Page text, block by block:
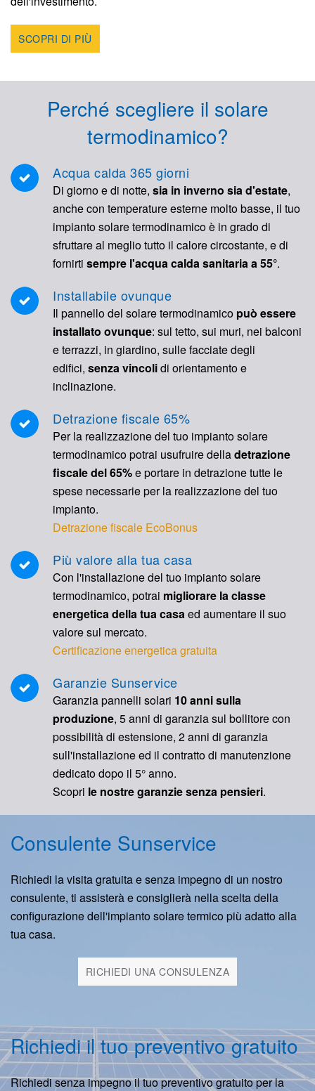
SCOPRI DI PIÙ
Perché scegliere il solare
termodinamico?
Acqua calda 365 giorni
Di giorno e di notte, sia in inverno sia d'estate,
anche con temperature esterne molto basse, il tuo
impianto solare termodinamico è in grado di
sfruttare al meglio tutto il calore circostante, e di
fornirti sempre l'acqua calda sanitaria a 55°.
Installabile ovunque
Il pannello del solare termodinamico può essere
installato ovunque: sul tetto, sui muri, nei balconi
e terrazzi, in giardino, sulle facciate degli
edifici, senza vincolidi orientamento e
inclinazione.
Detrazione fiscale 65%
Per la realizzazione del tuo impianto solare
termodinamico potrai usufruire delladetrazione
fiscale del 65%e portare in detrazione tutte le
spese necessarie per la realizzazione del tuo
impianto.
Detrazione fiscale EcoBonus
Più valore alla tua casa
Con l'installazione del tuo impianto solare
termodinamico, potrai migliorare la classe
energetica della tua casaed aumentare il suo
valore sul mercato.
Certificazione energetica gratuita
Garanzie Sunservice
Garanzia pannelli solari 10 anni sulla
produzione, 5 anni di garanzia sul bollitore con
possibilità di estensione, 2 anni di garanzia
sull'installazione ed il contratto di manutenzione
dedicato dopo il 5° anno.
Scopri le nostre garanzie senza pensieri.
Consulente Sunservice
Richiedi la visita gratuita e senza impegno di un nostro
consulente, ti assisterà e consiglierà nella scelta della
configurazione dell'impianto solare termico più adatto alla
tua casa.
RICHIEDI UNA CONSULENZA
Richiedi il tuo preventivo gratuito
Richiedi senza impegno il tuo preventivo gratuito per la